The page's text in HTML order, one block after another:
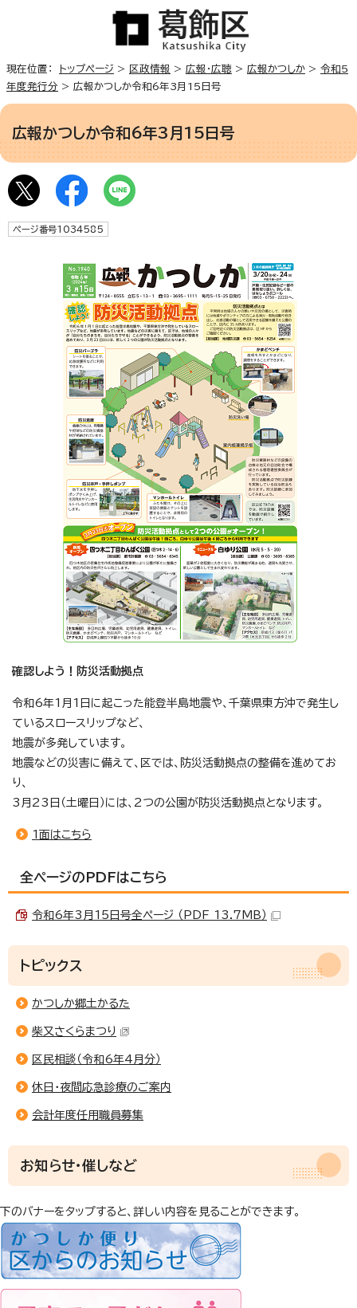
現在位置： トップページ > 区政情報 > 広報・広聴 > 広報かつしか > 令和5
年度発行分 > 広報かつしか令和6年3月15日号
広報かつしか令和6年3月15日号
ページ番号1034585
確認しよう！防災活動拠点
令和6年1月1日に起こった能登半島地震や、千葉県東方沖で発生し
ているスロースリップなど、
地震が多発しています。
地震などの災害に備えて、区では、防災活動拠点の整備を進めてお
り、
3月23日（土曜日）には、2つの公園が防災活動拠点となります。
1面はこちら
全ページのPDFはこちら
令和6年3月15日号全ページ （PDF 13.7MB）
トピックス
かつしか郷土かるた
柴又さくらまつり
区民相談（令和6年4月分）
休日・夜間応急診療のご案内
会計年度任用職員募集
お知らせ・催しなど
下のバナーをタップすると、詳しい内容を見ることができます。